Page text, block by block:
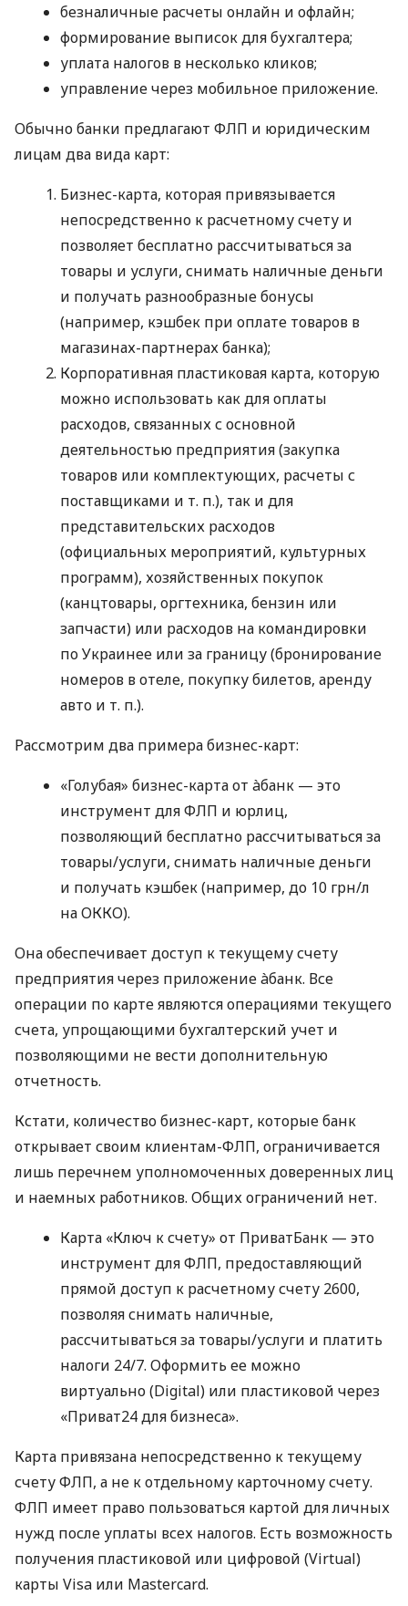
безналичные расчеты онлайн и офлайн;
формирование выписок для бухгалтера;
уплата налогов в несколько кликов;
управление через мобильное приложение.
Обычно банки предлагают ФЛП и юридическим
лицам два вида карт:
Бизнес-карта, которая привязывается
непосредственно к расчетному счету и
позволяет бесплатно рассчитываться за
товары и услуги, снимать наличные деньги
и получать разнообразные бонусы
(например, кэшбек при оплате товаров в
магазинах-партнерах банка);
Корпоративная пластиковая карта, которую
можно использовать как для оплаты
расходов, связанных с основной
деятельностью предприятия (закупка
товаров или комплектующих, расчеты с
поставщиками и т. п.), так и для
представительских расходов
(официальных мероприятий, культурных
программ), хозяйственных покупок
(канцтовары, оргтехника, бензин или
запчасти) или расходов на командировки
по Украинее или за границу (бронирование
номеров в отеле, покупку билетов, аренду
авто и т. п.).
Рассмотрим два примера бизнес-карт:
«Голубая» бизнес-карта от àбанк — это
инструмент для ФЛП и юрлиц,
позволяющий бесплатно рассчитываться за
товары/услуги, снимать наличные деньги
и получать кэшбек (например, до 10 грн/л
на ОККО).
Она обеспечивает доступ к текущему счету
предприятия через приложение àбанк. Все
операции по карте являются операциями текущего
счета, упрощающими бухгалтерский учет и
позволяющими не вести дополнительную
отчетность.
Кстати, количество бизнес-карт, которые банк
открывает своим клиентам-ФЛП, ограничивается
лишь перечнем уполномоченных доверенных лиц
и наемных работников. Общих ограничений нет.
Карта «Ключ к счету» от ПриватБанк — это
инструмент для ФЛП, предоставляющий
прямой доступ к расчетному счету 2600,
позволяя снимать наличные,
рассчитываться за товары/услуги и платить
налоги 24/7. Оформить ее можно
виртуально (Digital) или пластиковой через
«Приват24 для бизнеса».
Карта привязана непосредственно к текущему
счету ФЛП, а не к отдельному карточному счету.
ФЛП имеет право пользоваться картой для личных
нужд после уплаты всех налогов. Есть возможность
получения пластиковой или цифровой (Virtual)
карты Visa или Mastercard.